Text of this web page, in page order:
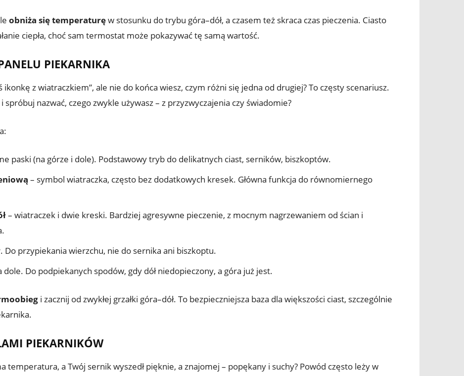
obniża się temperaturęw stosunku do trybu góra–dół, a czasem też skraca czas pieczenia. Ciasto
ciepła, choć sam termostat może pokazywać tę samą wartość.
PIEKARNIKA
ikonkę z wiatraczkiem”, ale nie do końca wiesz, czym różni się jedna od drugiej? To częsty scenariusz.
nazwać, czego zwykle używasz – z przyzwyczajenia czy świadomie?
paski (na górze i dole). Podstawowy tryb do delikatnych ciast, serników, biszkoptów.
– symbol wiatraczka, często bez dodatkowych kresek. Główna funkcja do równomiernego
– wiatraczek i dwie kreski. Bardziej agresywne pieczenie, z mocnym nagrzewaniem od ścian i
Do przypiekania wierzchu, nie do sernika ani biszkoptu.
dole. Do podpiekanych spodów, gdy dół niedopieczony, a góra już jest.
i zacznij od zwykłej grzałki góra–dół. To bezpieczniejsza baza dla większości ciast, szczególnie
PIEKARNIKÓW
temperatura, a Twój sernik wyszedł pięknie, a znajomej – popękany i suchy? Powód często leży w